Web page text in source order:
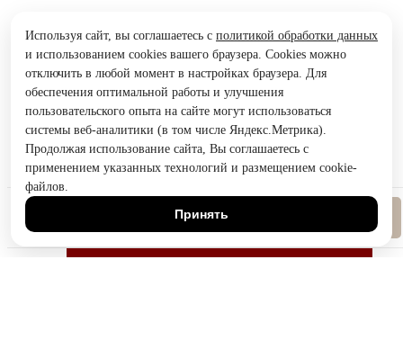
Используя сайт, вы соглашаетесь с политикой обработки данных
и использованием cookies вашего браузера. Cookies можно
отключить в любой момент в настройках браузера. Для
обеспечения оптимальной работы и улучшения
пользовательского опыта на сайте могут использоваться
системы веб-аналитики (в том числе Яндекс.Метрика).
Продолжая использование сайта, Вы соглашаетесь с
применением указанных технологий и размещением cookie-
файлов.
Принять